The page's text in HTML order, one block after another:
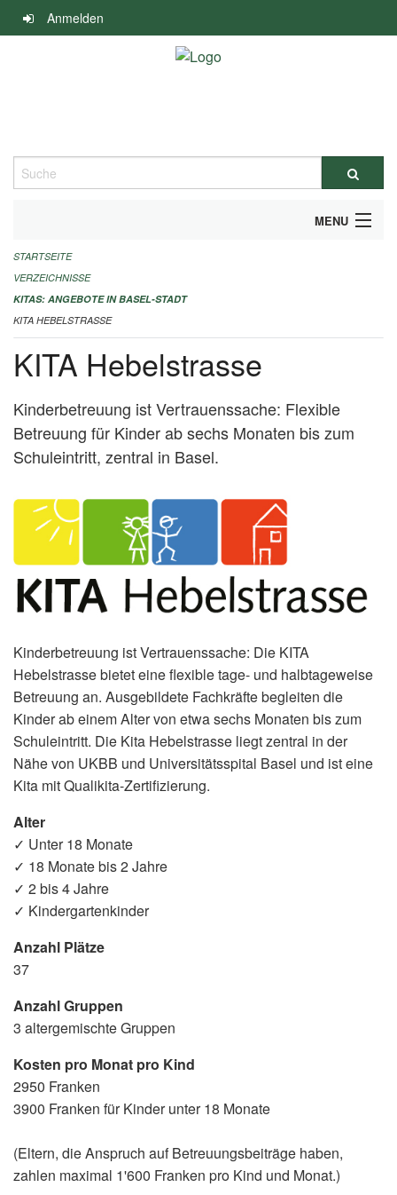
Navigation
überspringen
Anmelden
Suche
MENU
ALLGEMEINE INFORMATIONEN
IMPRESSUM
STARTSEITE
VERZEICHNISSE
KITAS: ANGEBOTE IN BASEL-STADT
KITA HEBELSTRASSE
KITA Hebelstrasse
Kinderbetreuung ist Vertrauenssache: Flexible
Betreuung für Kinder ab sechs Monaten bis zum
Schuleintritt, zentral in Basel.
Kinderbetreuung ist Vertrauenssache: Die KITA
Hebelstrasse bietet eine flexible tage- und halbtageweise
Betreuung an. Ausgebildete Fachkräfte begleiten die
Kinder ab einem Alter von etwa sechs Monaten bis zum
Schuleintritt. Die Kita Hebelstrasse liegt zentral in der
Nähe von UKBB und Universitätsspital Basel und ist eine
Kita mit Qualikita-Zertifizierung.
Alter
✓ Unter 18 Monate
✓ 18 Monate bis 2 Jahre
✓ 2 bis 4 Jahre
✓ Kindergartenkinder
Anzahl Plätze
37
Anzahl Gruppen
3 altergemischte Gruppen
Kosten pro Monat pro Kind
2950 Franken
3900 Franken für Kinder unter 18 Monate
(Eltern, die Anspruch auf Betreuungsbeiträge haben,
zahlen maximal 1'600 Franken pro Kind und Monat.)